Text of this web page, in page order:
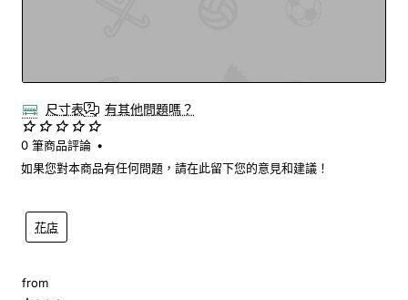
尺寸表 有其他問題嗎？
花店
0 筆商品評論 •
如果您對本商品有任何問題，請在此留下您的意見和建議！
from